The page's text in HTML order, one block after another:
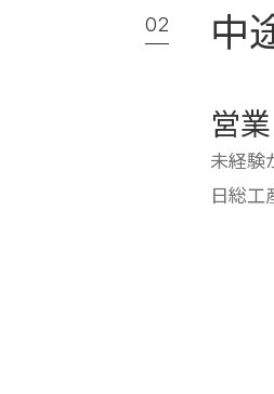
02 中
営
未経験
日総工